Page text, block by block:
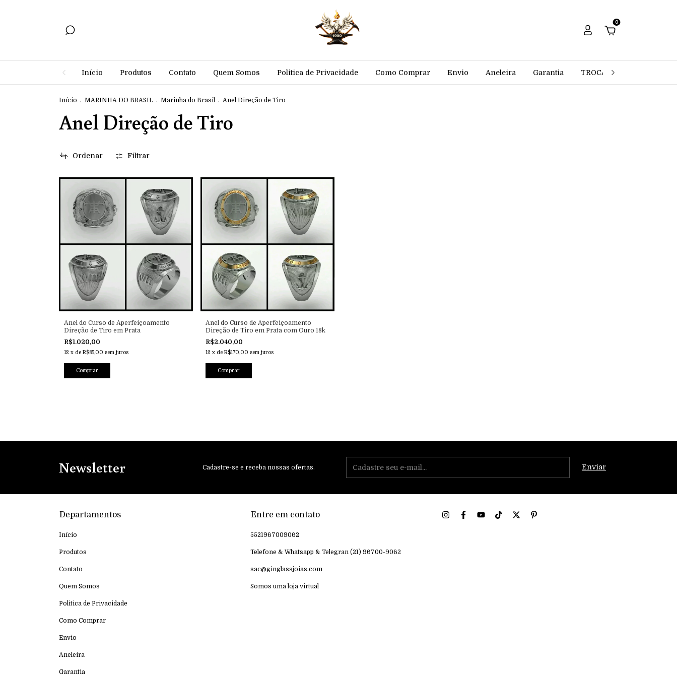
0
Início Produtos Contato Quem Somos Politica de Privacidade Como Comprar Envio Aneleira Garantia TROCAS E DEVOLUÇÕES
Início . MARINHA DO BRASIL . Marinha do Brasil . Anel Direção de Tiro
Anel Direção de Tiro
Ordenar Filtrar
Anel do Curso de Aperfeiçoamento
Direção de Tiro em Prata
R$1.020,00
12 x de R$85,00 sem juros
Anel do Curso de Aperfeiçoamento
Direção de Tiro em Prata com Ouro 18k
R$2.040,00
12 x deR$170,00 sem juros
Newsletter Cadastre-se e receba nossas ofertas.
Departamentos
Início
Produtos
Contato
Quem Somos
Politica de Privacidade
Como Comprar
Envio
Aneleira
Garantia
Entre em contato
5521967009062
Telefone & Whatsapp & Telegran (21) 96700-9062
sac@ginglassjoias.com
Somos uma loja virtual